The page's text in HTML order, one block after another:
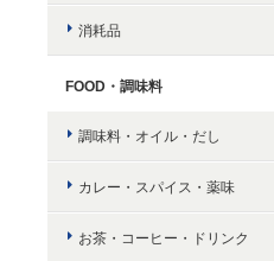
消耗品
FOOD・調味料
調味料・オイル・だし
カレー・スパイス・薬味
お茶・コーヒー・ドリンク